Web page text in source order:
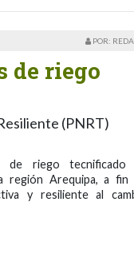
POR:
de riego
(PNRT)
de riego tecnificado
región Arequipa, a fin
y resiliente al